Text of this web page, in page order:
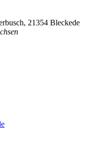
21354 Bleckede